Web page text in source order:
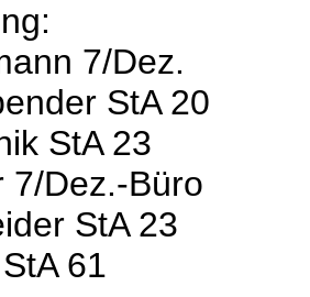
7/Dez.
StA 20
StA 23
7/Dez.-Büro
StA 23
61